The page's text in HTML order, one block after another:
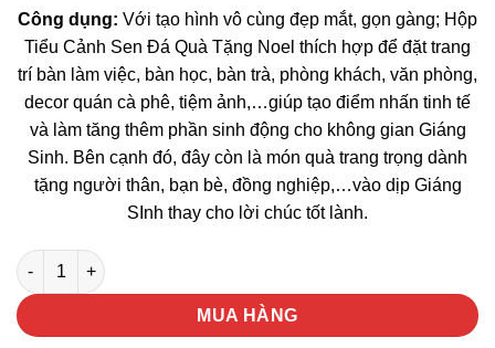
Công dụng: Với tạo hình vô cùng đẹp mắt, gọn gàng; Hộp
Tiểu Cảnh Sen Đá Quà Tặng Noel thích hợp để đặt trang
trí bàn làm việc, bàn học, bàn trà, phòng khách, văn phòng,
decor quán cà phê, tiệm ảnh,…giúp tạo điểm nhấn tinh tế
và làm tăng thêm phần sinh động cho không gian Giáng
Sinh. Bên cạnh đó, đây còn là món quà trang trọng dành
tặng người thân, bạn bè, đồng nghiệp,…vào dịp Giáng
SInh thay cho lời chúc tốt lành.
Hộp Tiểu Cảnh Sen Đá Quà Tặng Noel số lượng
MUA HÀNG